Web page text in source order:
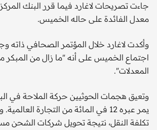
جاءت تصريحات لاغارد فيما قرر البنك
معدل الفائدة على حاله الخميس.
وأكدت لاغارد خلال المؤتمر الصحافي ذاته
اجتماع الخميس على أنه "ما زال من
المعدلات".
وتعيق هجمات الحوثيين حركة الملاحة في
يمر عبره 12 في المائة من التجارة
تكلفة النقل، نتيجة تحويل شركات الشحن